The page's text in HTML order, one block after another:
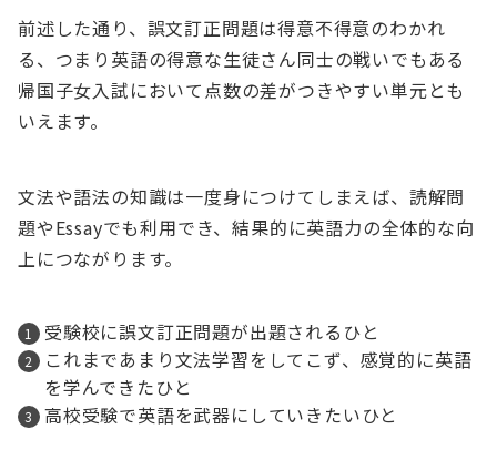
前述した通り、誤文訂正問題は得意不得意のわかれ
る、つまり英語の得意な生徒さん同士の戦いでもある
帰国子女入試において点数の差がつきやすい単元とも
いえます。
文法や語法の知識は一度身につけてしまえば、読解問
題やEssayでも利用でき、結果的に英語力の全体的な向
上につながります。
受験校に誤文訂正問題が出題されるひと
これまであまり文法学習をしてこず、感覚的に英語
を学んできたひと
高校受験で英語を武器にしていきたいひと